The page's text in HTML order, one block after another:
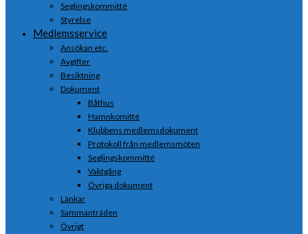
Seglingskommitté
Styrelse
Medlemsservice
Ansökan etc.
Avgifter
Besiktning
Dokument
Båthus
Hamnkomitté
Klubbens medlemsdokument
Protokoll från medlemsmöten
Seglingskommitté
Vaktgång
Övriga dokument
Länkar
Sammanträden
Övrigt